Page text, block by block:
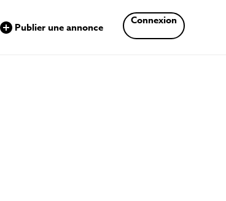
Publier une annonce
Connexion